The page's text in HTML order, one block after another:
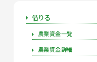
借りる
農業資金一覧
農業資金詳細